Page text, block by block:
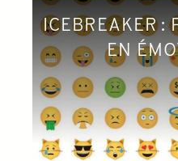
ICEBREAKER :
EN